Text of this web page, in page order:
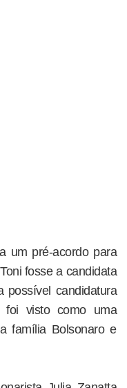
um pré-acordo para
fosse a candidata
possível candidatura
foi visto como uma
família Bolsonaro e